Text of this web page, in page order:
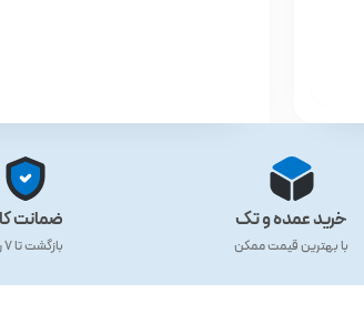
خرید عمده و تک
با بهترین قیمت ممکن
ضمانت
بازگشت تا ۷ روز